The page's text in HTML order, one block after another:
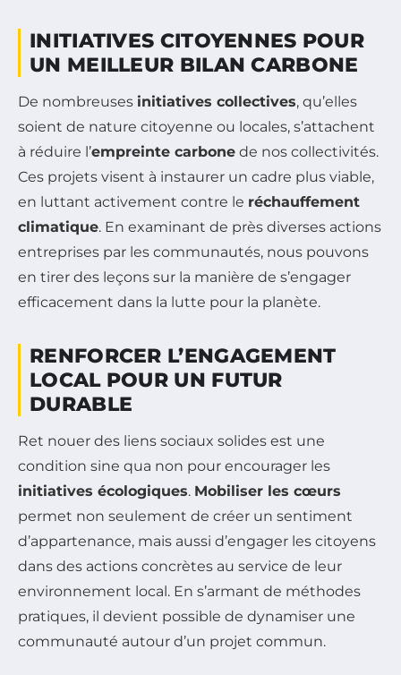
INITIATIVES CITOYENNES POUR
UN MEILLEUR BILAN CARBONE
De nombreuses initiatives collectives, qu’elles
soient de nature citoyenne ou locales, s’attachent
à réduire l’empreinte carbone de nos collectivités.
Ces projets visent à instaurer un cadre plus viable,
en luttant activement contre le réchauffement
climatique. En examinant de près diverses actions
entreprises par les communautés, nous pouvons
en tirer des leçons sur la manière de s’engager
efficacement dans la lutte pour la planète.
RENFORCER L’ENGAGEMENT
LOCAL POUR UN FUTUR
DURABLE
Ret nouer des liens sociaux solides est une
condition sine qua non pour encourager les
initiatives écologiques. Mobiliser les cœurs
permet non seulement de créer un sentiment
d’appartenance, mais aussi d’engager les citoyens
dans des actions concrètes au service de leur
environnement local. En s’armant de méthodes
pratiques, il devient possible de dynamiser une
communauté autour d’un projet commun.